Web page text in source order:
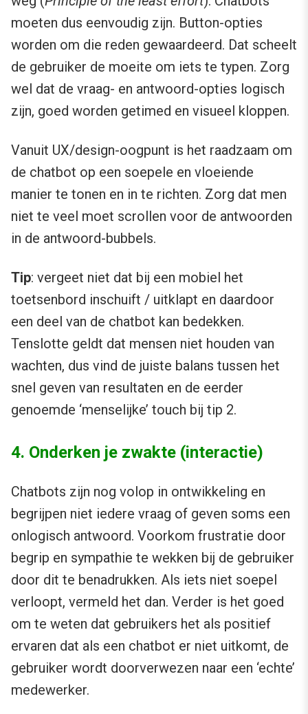
moeten dus eenvoudig zijn. Button-opties
worden om die reden gewaardeerd. Dat scheelt
de gebruiker de moeite om iets te typen. Zorg
wel dat de vraag- en antwoord-opties logisch
zijn, goed worden getimed en visueel kloppen.
Vanuit UX/design-oogpunt is het raadzaam om
de chatbot op een soepele en vloeiende
manier te tonen en in te richten. Zorg dat men
niet te veel moet scrollen voor de antwoorden
in de antwoord-bubbels.
Tip: vergeet niet dat bij een mobiel het
toetsenbord inschuift / uitklapt en daardoor
een deel van de chatbot kan bedekken.
Tenslotte geldt dat mensen niet houden van
wachten, dus vind de juiste balans tussen het
snel geven van resultaten en de eerder
genoemde ‘menselijke’ touch bij tip 2.
4. Onderken je zwakte (interactie)
Chatbots zijn nog volop in ontwikkeling en
begrijpen niet iedere vraag of geven soms een
onlogisch antwoord. Voorkom frustratie door
begrip en sympathie te wekken bij de gebruiker
door dit te benadrukken. Als iets niet soepel
verloopt, vermeld het dan. Verder is het goed
om te weten dat gebruikers het als positief
ervaren dat als een chatbot er niet uitkomt, de
gebruiker wordt doorverwezen naar een ‘echte’
medewerker.